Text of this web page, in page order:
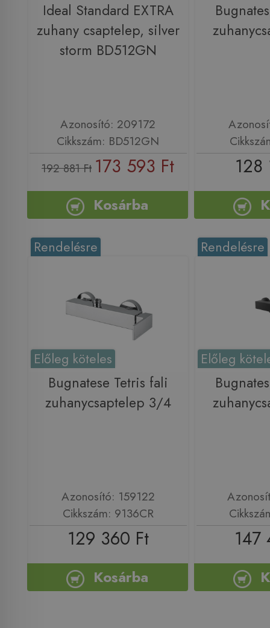
Ideal Standard EXTRA
zuhany csaptelep, silver
storm BD512GN
Azonosító: 209172
Cikkszám: BD512GN
192 881 Ft 173 593 Ft
Kosárba
128
Rendelésre
Előleg köteles
Bugnatese Tetris fali
zuhanycsaptelep 3/4
Azonosító: 159122
Cikkszám: 9136CR
129 360 Ft
Kosárba
Rendelésre
Előleg
147